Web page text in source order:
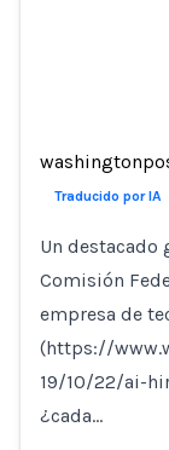
Traducido por IA
Un destacado
Comisión
empresa de
(https://
19/10/22/ai-
¿cada…